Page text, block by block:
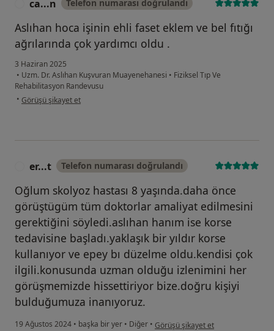
ca...n Telefon numarası doğrulandı
Aslıhan hoca işinin ehli faset eklem ve bel fıtığı
ağrılarında çok yardımcı oldu .
3 Haziran 2025
• Uzm. Dr. Aslıhan Kuşvuran Muayenehanesi • Fiziksel Tıp Ve
Rehabilitasyon Randevusu
• kullanıcının görüşüne göre ca...n
Görüşü şikayet et
er...t Telefon numarası doğrulandı
Oğlum skolyoz hastası 8 yaşında.daha önce
görüştügüm tüm doktorlar amaliyat edilmesini
gerektiğini söyledi.aslıhan hanım ise korse
tedavisine başladı.yaklaşık bir yıldır korse
kullanıyor ve epey bı düzelme oldu.kendisi çok
ilgili.konusunda uzman olduğu izlenimini her
görüşmemizde hissettiriyor bize.doğru kişiyi
bulduğumuza inanıyoruz.
19 Ağustos 2024 • başka bir yer • Diğer • kullanıcının görüşüne göre er...t
Görüşü şikayet et